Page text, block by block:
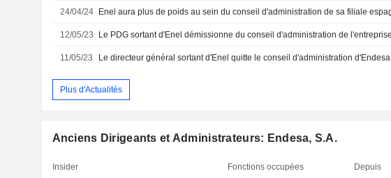
24/04/24
12/05/23
11/05/23 Le directeur général sortant d'Enel quitte le conseil d'administration d'Endesa
Plus d'Actualités
Anciens Dirigeants et Administrateurs: Endesa, S.A.
Insider Fonctions occupées Depuis